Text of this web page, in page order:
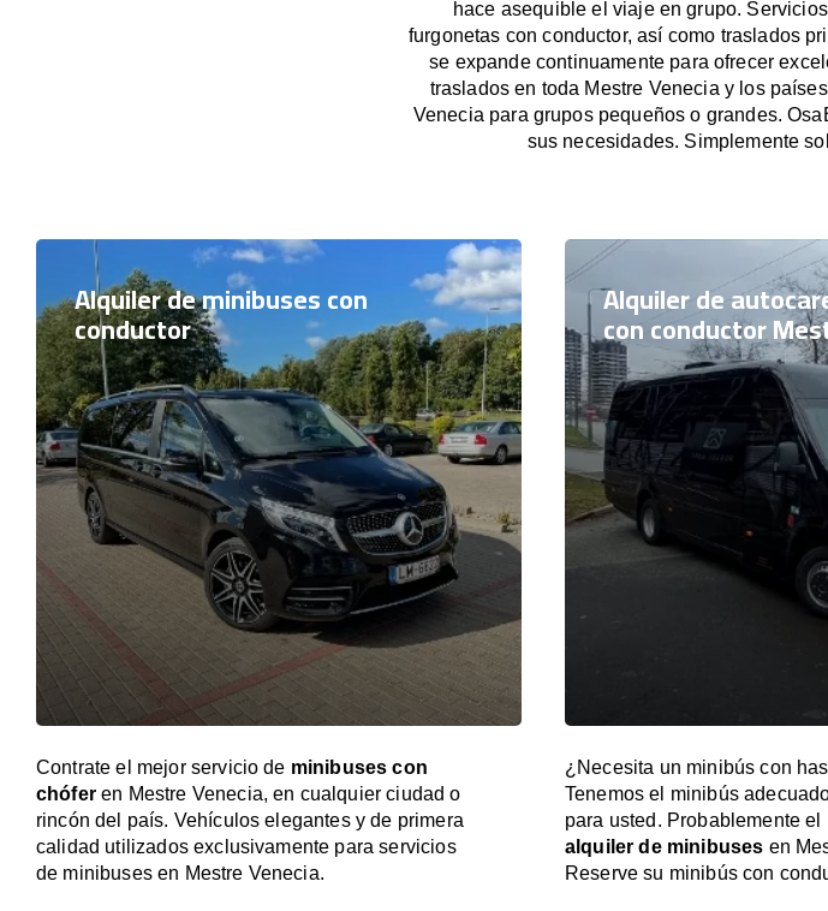
hace asequible el viaje en grupo.
furgonetas con conductor, así como traslados
se expande continuamente para ofrecer
traslados en toda Mestre Venecia y los
Venecia para grupos pequeños o grandes.
sus necesidades. Simplemente
Alquiler de minibuses con
conductor
Contrate el mejor servicio de minibuses con
chóferen Mestre Venecia, en cualquier ciudad o
rincón del país. Vehículos elegantes y de primera
calidad utilizados exclusivamente para servicios
de minibuses en Mestre Venecia.
Alquiler de
con conductor
¿Necesita un minibús con
Tenemos el minibús
para usted. Probablemente
alquiler de minibuses en
Reserve su minibús con